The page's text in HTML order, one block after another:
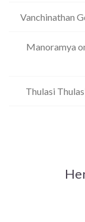
Vanchinathan
Manoramya
Thulasi